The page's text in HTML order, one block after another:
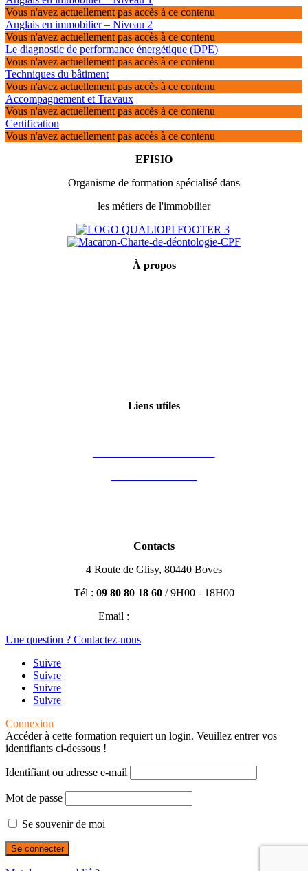
Vous n'avez actuellement pas accès à ce contenu
Anglais en immobilier – Niveau 2
Vous n'avez actuellement pas accès à ce contenu
Le diagnostic de performance énergétique (DPE)
Vous n'avez actuellement pas accès à ce contenu
Techniques du bâtiment
Vous n'avez actuellement pas accès à ce contenu
Accompagnement et Travaux
Vous n'avez actuellement pas accès à ce contenu
Certification
Vous n'avez actuellement pas accès à ce contenu
EFISIO
Organisme de formation spécialisé dans
les métiers de l'immobilier
À propos
Liens utiles
Contacts
4 Route de Glisy, 80440 Boves
Tél : 09 80 80 18 60 / 9H00 - 18H00
Email :
Une question ? Contactez-nous
Suivre
Suivre
Suivre
Suivre
Connexion
Accéder à cette formation requiert un login. Veuillez entrer vos
identifiants ci-dessous !
Identifiant ou adresse e-mail
Mot de passe
Se souvenir de moi